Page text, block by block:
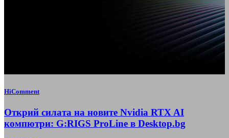
HiComment
Открий силата на новите Nvidia RTX AI
компютри: G:RIGS ProLine в Desktop.bg